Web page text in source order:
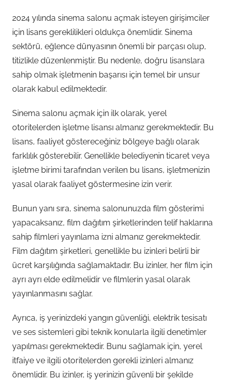
2024 yılında sinema salonu açmak isteyen girişimciler
için lisans gereklilikleri oldukça önemlidir. Sinema
sektörü, eğlence dünyasının önemli bir parçası olup,
titizlikle düzenlenmiştir. Bu nedenle, doğru lisanslara
sahip olmak işletmenin başarısı için temel bir unsur
olarak kabul edilmektedir.
Sinema salonu açmak için ilk olarak, yerel
otoritelerden işletme lisansı almanız gerekmektedir. Bu
lisans, faaliyet göstereceğiniz bölgeye bağlı olarak
farklılık gösterebilir. Genellikle belediyenin ticaret veya
işletme birimi tarafından verilen bu lisans, işletmenizin
yasal olarak faaliyet göstermesine izin verir.
Bunun yanı sıra, sinema salonunuzda film gösterimi
yapacaksanız, film dağıtım şirketlerinden telif haklarına
sahip filmleri yayınlama izni almanız gerekmektedir.
Film dağıtım şirketleri, genellikle bu izinleri belirli bir
ücret karşılığında sağlamaktadır. Bu izinler, her film için
ayrı ayrı elde edilmelidir ve filmlerin yasal olarak
yayınlanmasını sağlar.
Ayrıca, iş yerinizdeki yangın güvenliği, elektrik tesisatı
ve ses sistemleri gibi teknik konularla ilgili denetimler
yapılması gerekmektedir. Bunu sağlamak için, yerel
itfaiye ve ilgili otoritelerden gerekli izinleri almanız
önemlidir. Bu izinler, iş yerinizin güvenli bir şekilde